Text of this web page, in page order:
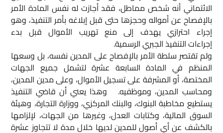
الائتماني أنه شخص مماطل، فقد أجازت له نفس المادة الأمر
بالإفصاح عن أمواله وحجزها حتى قبل إبلاغه بأمر التنفيذ، وهو
إجراء احترازي يهدف إلى منع تهريب الأموال قبل بدء
إجراءات التنفيذ الجبري الرسمية.​
ولم تقتصر سلطة الأمر بالإفصاح على المدين نفسه، بل وسعها
المنظم في المادة السابعة عشرة لتشمل جميع الجهات
المختصة، أو المشرفة على تسجيل الأموال، وعلى مدين المدين،
ومحاسب المدين، وموظفيه. وهذا يعني أن قاضي التنفيذ
يستطيع مخاطبة البنوك، والبنك المركزي، ووزارة التجارة، وهيئة
السوق المالية، وكتابات العدل، وغيرها من الجهات، لإلزامها
بالكشف عن أي أصول للمدين لديها خلال مدة لا تتجاوز عشرة